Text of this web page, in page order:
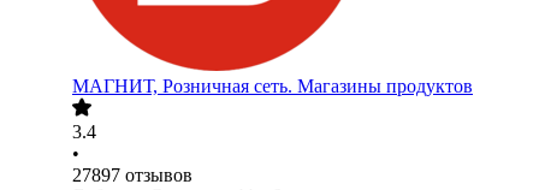
МАГНИТ, Розничная сеть. Магазины продуктов
3.4
•
27897 отзывов